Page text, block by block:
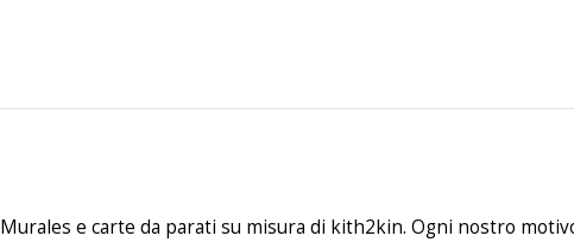
Murales e carte da parati su misura di kith2kin. Ogni nostro